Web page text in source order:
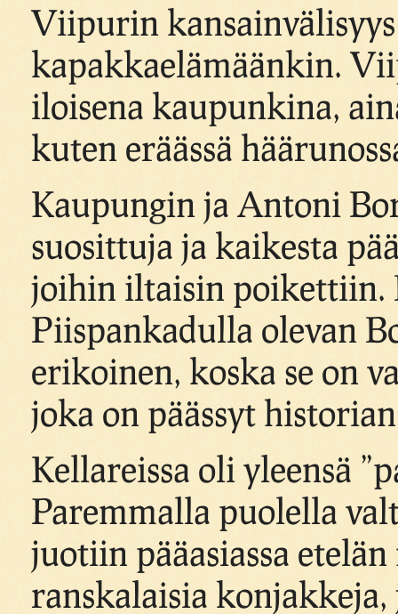
Viipurin
kapakkaelämäänkin.
iloisena kaupunkina,
kuten eräässä
Kaupungin ja Antoni
suosittuja ja kaikesta
joihin iltaisin poikettiin.
Piispankadulla olevan
erikoinen, koska se on
joka on päässyt
Kellareissa oli yleensä
Paremmalla puolella
juotiin pääasiassa
ranskalaisia